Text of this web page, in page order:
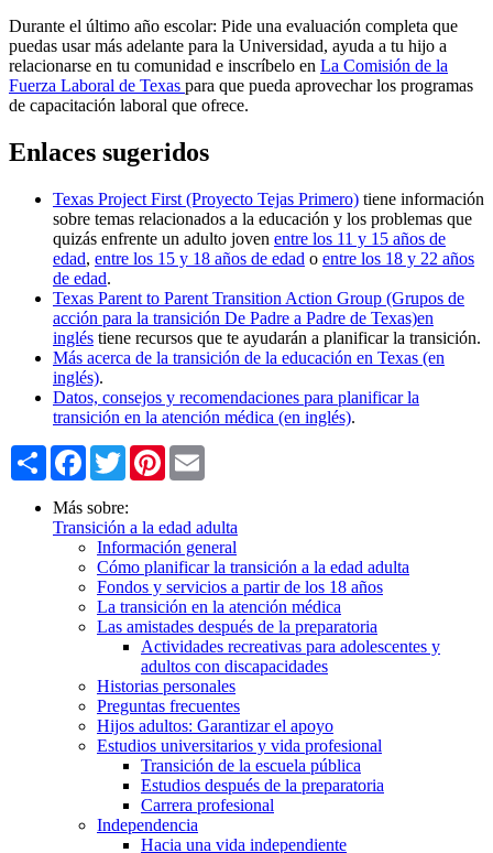
Durante el último año escolar: Pide una evaluación completa que
puedas usar más adelante para la Universidad, ayuda a tu hijo a
relacionarse en tu comunidad e inscríbelo en La Comisión de la
Fuerza Laboral de Texas para que pueda aprovechar los programas
de capacitación laboral que ofrece.
Enlaces sugeridos
Texas Project First (Proyecto Tejas Primero) tiene información
sobre temas relacionados a la educación y los problemas que
quizás enfrente un adulto joven entre los 11 y 15 años de
edad, entre los 15 y 18 años de edad o entre los 18 y 22 años
de edad.
Texas Parent to Parent Transition Action Group (Grupos de
acción para la transición De Padre a Padre de Texas)en
inglés tiene recursos que te ayudarán a planificar la transición.
Más acerca de la transición de la educación en Texas (en
inglés).
Datos, consejos y recomendaciones para planificar la
transición en la atención médica (en inglés).
Share Facebook
TwitterPinterest
Más sobre:
Transición a la edad adulta
Información general
Cómo planificar la transición a la edad adulta
Fondos y servicios a partir de los 18 años
La transición en la atención médica
Las amistades después de la preparatoria
Actividades recreativas para adolescentes y
adultos con discapacidades
Historias personales
Preguntas frecuentes
Hijos adultos: Garantizar el apoyo
Estudios universitarios y vida profesional
Transición de la escuela pública
Estudios después de la preparatoria
Carrera profesional
Independencia
Hacia una vida independiente